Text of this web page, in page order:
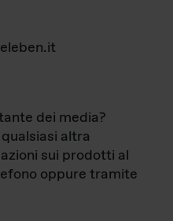
dei media?
altra
sui prodotti al
oppure tramite